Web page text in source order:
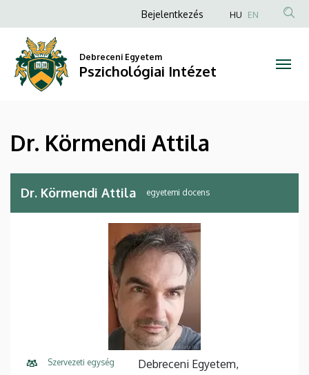
Körmendi
Attila
Pszichológiai
Intézet
a
tartalomra
Anonim
fiók
menüje
Bejelentkezés HU EN
Debreceni Egyetem
Pszichológiai Intézet
Dr. Körmendi Attila
Dr. Körmendi Attila egyetemi docens
Szervezeti egység
Debreceni Egyetem,